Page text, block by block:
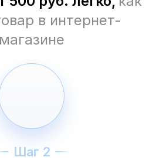
в интернет-
магазине
Шаг 2